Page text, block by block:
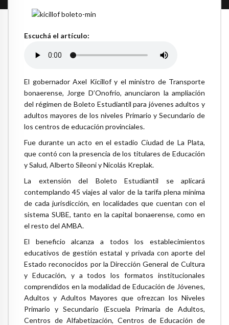
Escuchá el artículo:
El gobernador Axel Kicillof y el ministro de Transporte
bonaerense, Jorge D’Onofrio, anunciaron la ampliación
del régimen de Boleto Estudiantil para jóvenes adultos y
adultos mayores de los niveles Primario y Secundario de
los centros de educación provinciales.
Fue durante un acto en el estadio Ciudad de La Plata,
que contó con la presencia de los titulares de Educación
y Salud, Alberto Sileoni y Nicolás Kreplak.
La extensión del Boleto Estudiantil se aplicará
contemplando 45 viajes al valor de la tarifa plena mínima
de cada jurisdicción, en localidades que cuentan con el
sistema SUBE, tanto en la capital bonaerense, como en
el resto del AMBA.
El beneficio alcanza a todos los establecimientos
educativos de gestión estatal y privada con aporte del
Estado reconocidos por la Dirección General de Cultura
y Educación, y a todos los formatos institucionales
comprendidos en la modalidad de Educación de Jóvenes,
Adultos y Adultos Mayores que ofrezcan los Niveles
Primario y Secundario (Escuela Primaria de Adultos,
Centros de Alfabetización, Centros de Educación de